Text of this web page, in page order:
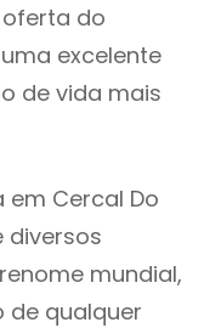
do
excelente
de vida mais
Cercal Do
diversos
mundial,
de qualquer